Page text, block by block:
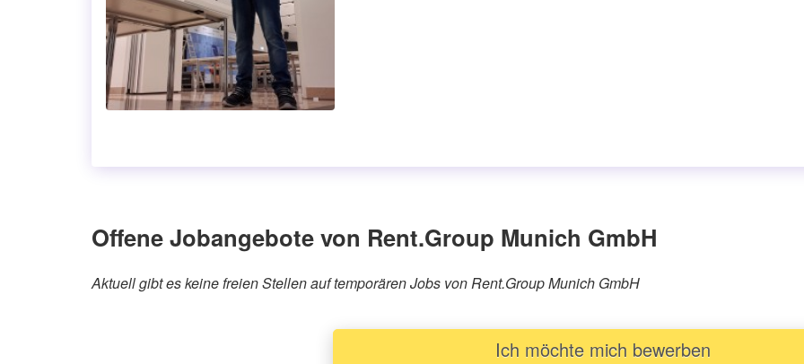
Offene Jobangebote von Rent.Group Munich GmbH
Aktuell gibt es keine freien Stellen auf temporären Jobs von Rent.Group Munich GmbH
Ich möchte mich bewerben